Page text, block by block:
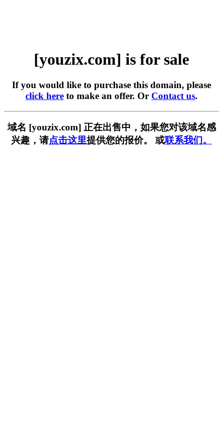
[youzix.com] is for sale
If you would like to purchase this domain, please
click here to make an offer. Or Contact us.
域名 [youzix.com] 正在出售中，如果您对该域名感
兴趣，请点击这里提供您的报价。 或联系我们。